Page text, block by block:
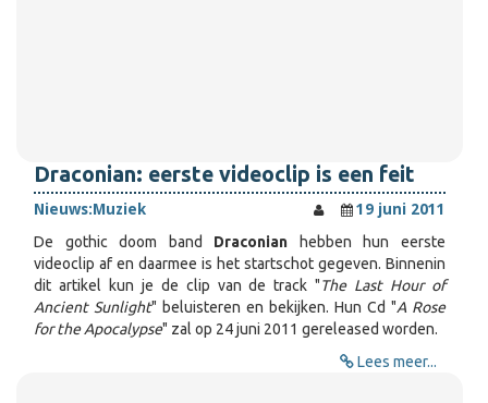
Draconian: eerste videoclip is een feit
Nieuws:Muziek
19 juni 2011
De gothic doom band Draconian hebben hun eerste
videoclip af en daarmee is het startschot gegeven. Binnenin
dit artikel kun je de clip van de track "The Last Hour of
Ancient Sunlight" beluisteren en bekijken. Hun Cd "A Rose
for the Apocalypse" zal op 24 juni 2011 gereleased worden.
Lees meer...